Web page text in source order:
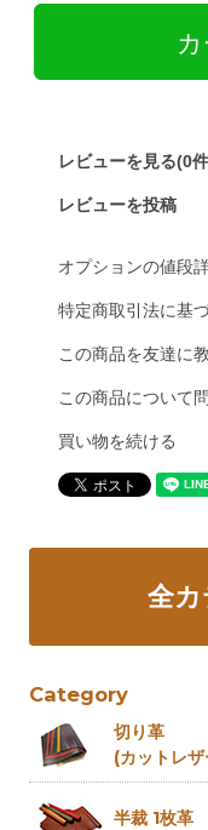
レビューを見る(0
レビューを投稿
オプションの値段
特定商取引法に基
この商品を友達に
この商品について
買い物を続ける
全カ
Category
切り革
(カットレ
半裁 1枚革